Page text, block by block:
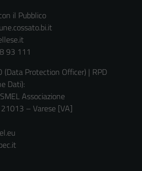
il Pubblico
93 111
(Data Protection Officer) | RPD
Dati):
Associazione
– Varese [VA]
disabilitati.
Questi cookie
personali.